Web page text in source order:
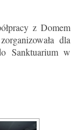
z Domem
dla
Sanktuarium w